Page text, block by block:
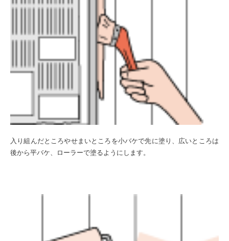
入り組んだところやせまいところを小バケで先に塗り、広いところは
後から平バケ、ローラーで塗るようにします。